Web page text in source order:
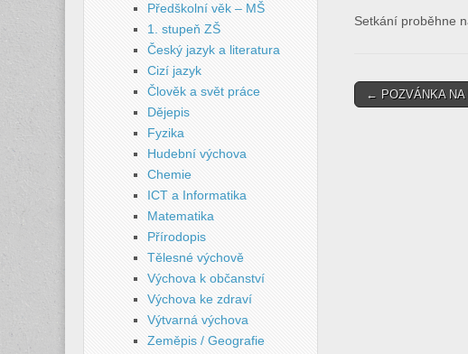
Setkání proběhne
Post
← POZVÁNKA NA
Předškolní věk – MŠ
1. stupeň ZŠ
Český jazyk a literatura
Cizí jazyk
Člověk a svět práce
Dějepis
Fyzika
Hudební výchova
Chemie
ICT a Informatika
Matematika
Přírodopis
Tělesné výchově
Výchova k občanství
Výchova ke zdraví
Výtvarná výchova
Zeměpis / Geografie